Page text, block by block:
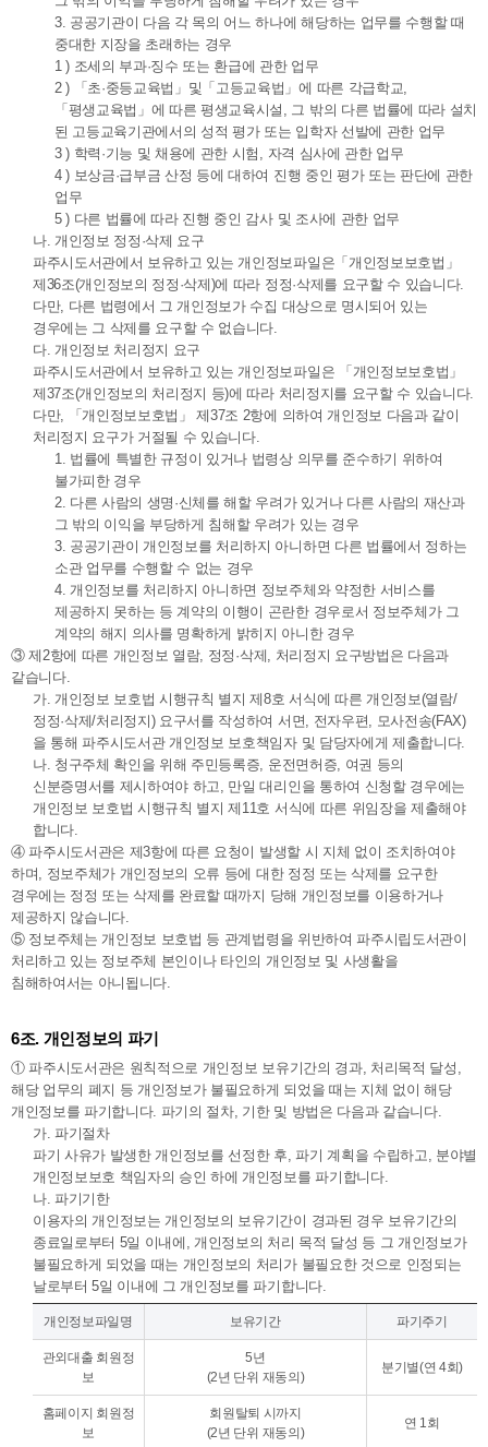
3. 공공기관이 다음 각 목의 어느 하나에 해당하는 업무를 수행할 때
중대한 지장을 초래하는 경우
1 ) 조세의 부과·징수 또는 환급에 관한 업무
2 ) 「초·중등교육법」및「고등교육법」에 따른 각급학교,
「평생교육법」에 따른 평생교육시설, 그 밖의 다른 법률에 따라 설치
된 고등교육기관에서의 성적 평가 또는 입학자 선발에 관한 업무
3 ) 학력·기능 및 채용에 관한 시험, 자격 심사에 관한 업무
4 ) 보상금·급부금 산정 등에 대하여 진행 중인 평가 또는 판단에 관한
업무
5 ) 다른 법률에 따라 진행 중인 감사 및 조사에 관한 업무
나. 개인정보 정정·삭제 요구
파주시도서관에서 보유하고 있는 개인정보파일은「개인정보보호법」
제36조(개인정보의 정정·삭제)에 따라 정정·삭제를 요구할 수 있습니다.
다만, 다른 법령에서 그 개인정보가 수집 대상으로 명시되어 있는
경우에는 그 삭제를 요구할 수 없습니다.
다. 개인정보 처리정지 요구
파주시도서관에서 보유하고 있는 개인정보파일은 「개인정보보호법」
제37조(개인정보의 처리정지 등)에 따라 처리정지를 요구할 수 있습니다.
다만, 「개인정보보호법」 제37조 2항에 의하여 개인정보 다음과 같이
처리정지 요구가 거절될 수 있습니다.
1. 법률에 특별한 규정이 있거나 법령상 의무를 준수하기 위하여
불가피한 경우
2. 다른 사람의 생명·신체를 해할 우려가 있거나 다른 사람의 재산과
그 밖의 이익을 부당하게 침해할 우려가 있는 경우
3. 공공기관이 개인정보를 처리하지 아니하면 다른 법률에서 정하는
소관 업무를 수행할 수 없는 경우
4. 개인정보를 처리하지 아니하면 정보주체와 약정한 서비스를
제공하지 못하는 등 계약의 이행이 곤란한 경우로서 정보주체가 그
계약의 해지 의사를 명확하게 밝히지 아니한 경우
③ 제2항에 따른 개인정보 열람, 정정·삭제, 처리정지 요구방법은 다음과
같습니다.
가. 개인정보 보호법 시행규칙 별지 제8호 서식에 따른 개인정보(열람/
정정·삭제/처리정지) 요구서를 작성하여 서면, 전자우편, 모사전송(FAX)
을 통해 파주시도서관 개인정보 보호책임자 및 담당자에게 제출합니다.
나. 청구주체 확인을 위해 주민등록증, 운전면허증, 여권 등의
신분증명서를 제시하여야 하고, 만일 대리인을 통하여 신청할 경우에는
개인정보 보호법 시행규칙 별지 제11호 서식에 따른 위임장을 제출해야
합니다.
④ 파주시도서관은 제3항에 따른 요청이 발생할 시 지체 없이 조치하여야
하며, 정보주체가 개인정보의 오류 등에 대한 정정 또는 삭제를 요구한
경우에는 정정 또는 삭제를 완료할 때까지 당해 개인정보를 이용하거나
제공하지 않습니다.
⑤ 정보주체는 개인정보 보호법 등 관계법령을 위반하여 파주시립도서관이
처리하고 있는 정보주체 본인이나 타인의 개인정보 및 사생활을
침해하여서는 아니됩니다.
6조. 개인정보의 파기
① 파주시도서관은 원칙적으로 개인정보 보유기간의 경과, 처리목적 달성,
해당 업무의 폐지 등 개인정보가 불필요하게 되었을 때는 지체 없이 해당
개인정보를 파기합니다. 파기의 절차, 기한 및 방법은 다음과 같습니다.
가. 파기절차
파기 사유가 발생한 개인정보를 선정한 후, 파기 계획을 수립하고, 분야별
개인정보보호 책임자의 승인 하에 개인정보를 파기합니다.
나. 파기기한
이용자의 개인정보는 개인정보의 보유기간이 경과된 경우 보유기간의
종료일로부터 5일 이내에, 개인정보의 처리 목적 달성 등 그 개인정보가
불필요하게 되었을 때는 개인정보의 처리가 불필요한 것으로 인정되는
날로부터 5일 이내에 그 개인정보를 파기합니다.
개인정보파일명 보유기간 파기주기
관외대출 회원정
보
5년
(2년 단위 재동의)
분기별(연 4회)
홈페이지 회원정
보
회원탈퇴 시까지
(2년 단위 재동의)
연 1회